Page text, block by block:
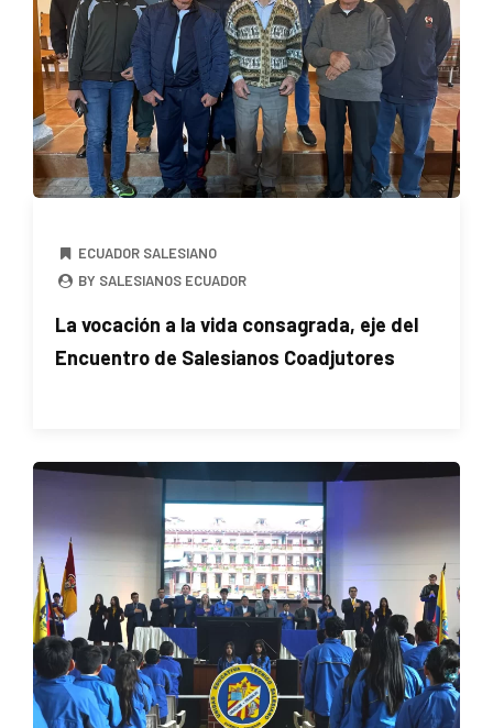
ECUADOR SALESIANO
BY SALESIANOS ECUADOR
La vocación a la vida consagrada, eje del
Encuentro de Salesianos Coadjutores